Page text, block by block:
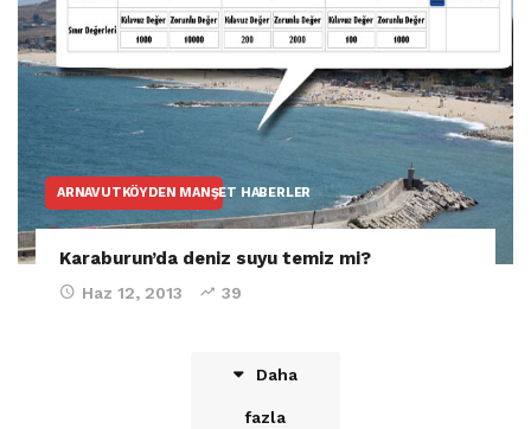
ARNAVUTKÖYDEN MANŞET HABERLER
Karaburun’da deniz suyu temiz mi?
Haz 12, 2013 39
Daha
fazla